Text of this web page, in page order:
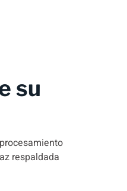
su
respaldada